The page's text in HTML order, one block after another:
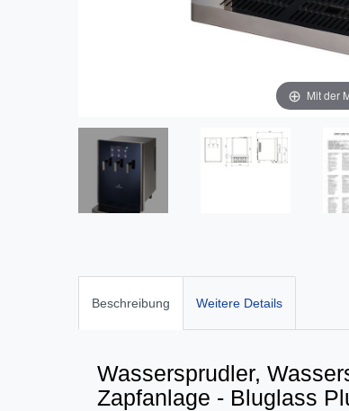
Mit der
Beschreibung Weitere Details
Wassersprudler,
Zapfanlage - Bluglass